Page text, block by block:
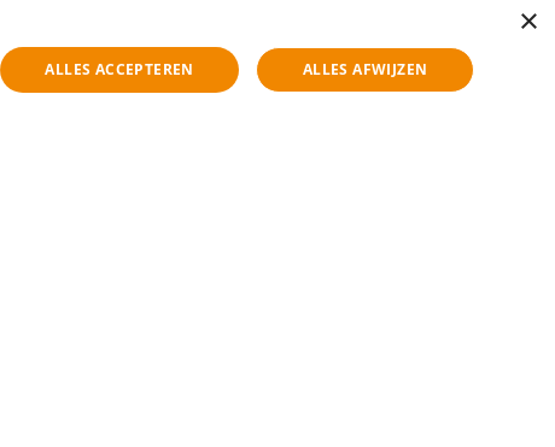
×
ALLES ACCEPTEREN ALLES AFWIJZEN